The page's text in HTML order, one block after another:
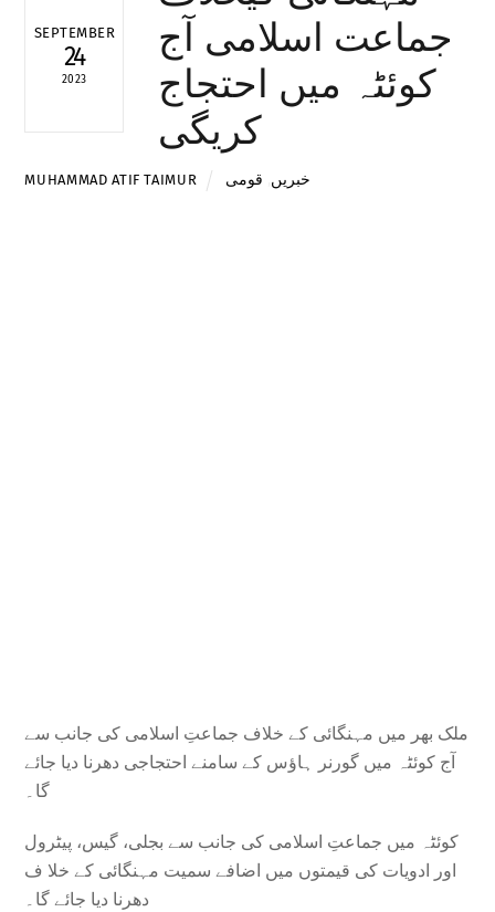
SEPTEMBER
24
2023
جماعت اسلامی آج
کوئٹہ میں احتجاج
کریگی
MUHAMMAD ATIF TAIMUR خبریں قومی
ملک بھر میں مہنگائی کے خلاف جماعتِ اسلامی کی جانب سے
آج کوئٹہ میں گورنر ہاؤس کے سامنے احتجاجی دھرنا دیا جائے
گا۔
کوئٹہ میں جماعتِ اسلامی کی جانب سے بجلی، گیس، پیٹرول
اور ادویات کی قیمتوں میں اضافے سمیت مہنگائی کے خلا ف
دھرنا دیا جائے گا۔